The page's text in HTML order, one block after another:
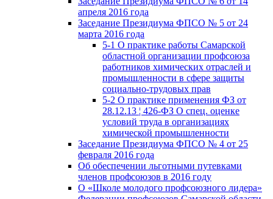
апреля 2016 года
Заседание Президиума ФПСО № 5 от 24
марта 2016 года
5-1 О практике работы Самарской
областной организации профсоюза
работников химических отраслей и
промышленности в сфере защиты
социально-трудовых прав
5-2 О практике применения ФЗ от
28.12.13 ¦ 426-ФЗ О спец. оценке
условий труда в организациях
химической промышленности
Заседание Президиума ФПСО № 4 от 25
февраля 2016 года
Об обеспечении льготными путевками
членов профсоюзов в 2016 году
О «Школе молодого профсоюзного лидера»